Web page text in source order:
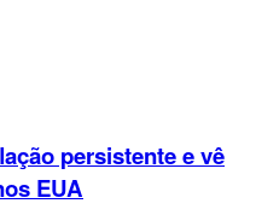
persistente e vê
EUA